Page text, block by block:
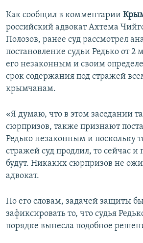
Как сообщил в комментарии
российский адвокат Ахтема
Полозов, ранее суд рассмотрел
постановление судьи Редько от 2
его незаконным и своим
срок содержания под стражей
крымчанам.
«Я думаю, что в этом заседании
сюрпризов, также признают
Редько незаконным и поскольку
стражей суд продлил, то сейчас и
будут. Никаких сюрпризов не
адвокат.
По его словам, задачей защиты
зафиксировать то, что судья
порядке вынесла подобное